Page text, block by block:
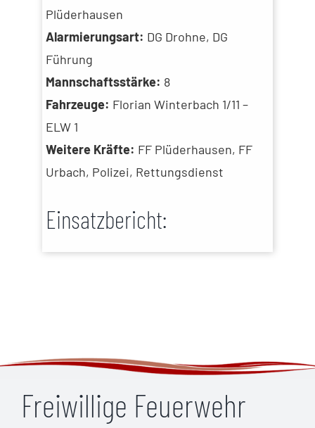
Plüderhausen
Alarmierungsart: DG Drohne, DG
Führung
Mannschaftsstärke: 8
Fahrzeuge: Florian Winterbach 1/11 –
ELW 1
Weitere Kräfte: FF Plüderhausen, FF
Urbach, Polizei, Rettungsdienst
Einsatzbericht:
Freiwillige Feuerwehr